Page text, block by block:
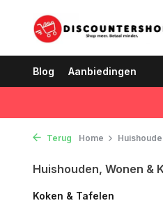
Blog Aanbiedingen
dag geleverd!
Terug Home
Huishouden, Wonen &
Koken & Tafelen